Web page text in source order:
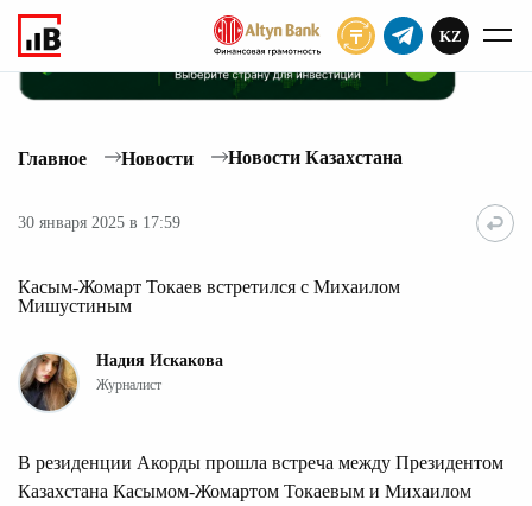
KZ
Главное Новости Новости Казахстана
30 января 2025 в 17:59
Касым-Жомарт Токаев встретился с Михаилом
Мишустиным
Надия Искакова
Журналист
В резиденции Акорды прошла встреча между Президентом
Казахстана Касымом-Жомартом Токаевым и Михаилом